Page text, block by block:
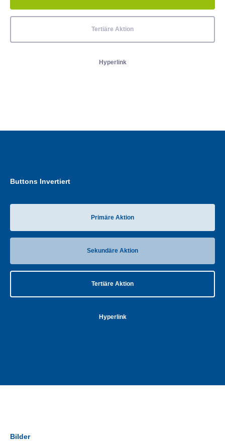
Tertiäre Aktion
Hyperlink
Buttons Invertiert
Primäre Aktion
Sekundäre Aktion
Tertiäre Aktion
Hyperlink
Bilder